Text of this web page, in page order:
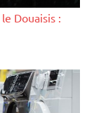
Douaisis :